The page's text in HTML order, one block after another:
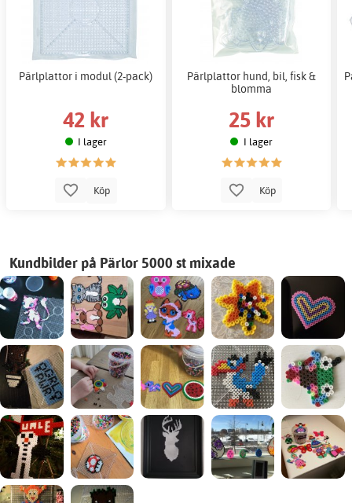
Pärlplattor i modul (2-pack)
42 kr
I lager
Köp
Pärlplattor hund, bil, fisk &
blomma
25 kr
I lager
Köp
Kundbilder på Pärlor 5000 st mixade